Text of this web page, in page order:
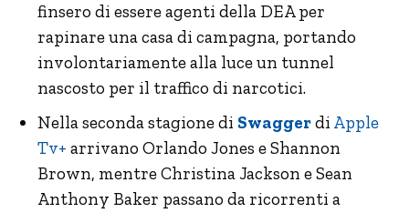
finsero di essere agenti della DEA per
rapinare una casa di campagna, portando
involontariamente alla luce un tunnel
nascosto per il traffico di narcotici.
Nella seconda stagione di Swaggerdi Apple
Tv+ arrivano Orlando Jones e Shannon
Brown, mentre Christina Jackson e Sean
Anthony Baker passano da ricorrenti a